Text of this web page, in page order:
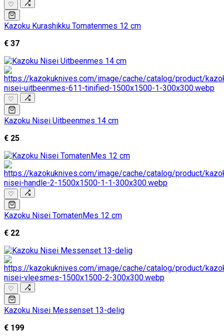
♡
Kazoku Kurashikku Tomatenmes 12 cm
€ 37
♡
Kazoku Nisei Uitbeenmes 14 cm
€ 25
♡
Kazoku Nisei TomatenMes 12 cm
€ 22
♡
Kazoku Nisei Messenset 13-delig
€ 199